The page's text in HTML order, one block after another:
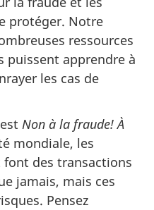
protéger. Notre
ressources
puissent apprendre à
les cas de
Non à la fraude!À
mondiale, les
font des transactions
jamais, mais ces
Pensez